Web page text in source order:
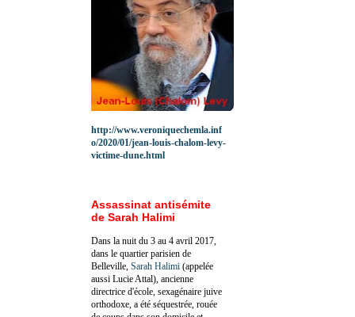
http://www.veroniquechemla.inf
o/2020/01/jean-louis-chalom-levy-
victime-dune.html
Assassinat antisémite
de Sarah Halimi
Dans la nuit du 3 au 4 avril 2017,
dans le quartier parisien de
Belleville, Sarah Halimi (appelée
aussi Lucie Attal), ancienne
directrice d'école, sexagénaire juive
orthodoxe, a été séquestrée, rouée